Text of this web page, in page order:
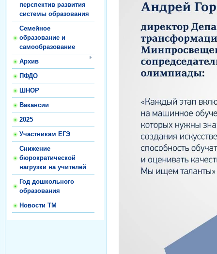
перспектив развития
системы образования
Семейное
образование и
самообразование
Архив
ПФДО
ШНОР
Вакансии
2025
Участникам ЕГЭ
Снижение
бюрократической
нагрузки на учителей
Год дошкольного
образования
Новости ТМ